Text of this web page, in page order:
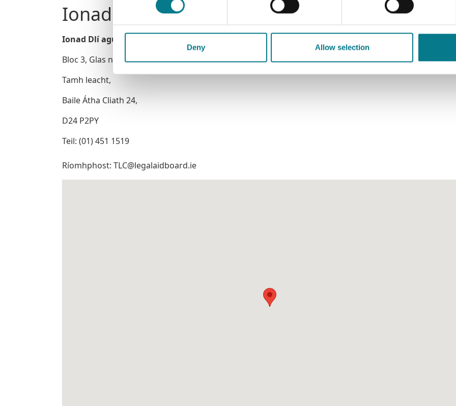
Deny Allow selection
Ionad Dlí agus Conradh Baile Tamh leacht
Ionad Dlí agus Conradh Baile Tamh leacht
Bloc 3, Glas na Móna,
Tamh leacht,
Baile Átha Cliath 24,
D24 P2PY
Teil: (01) 451 1519
Ríomhphost: TLC@legalaidboard.ie